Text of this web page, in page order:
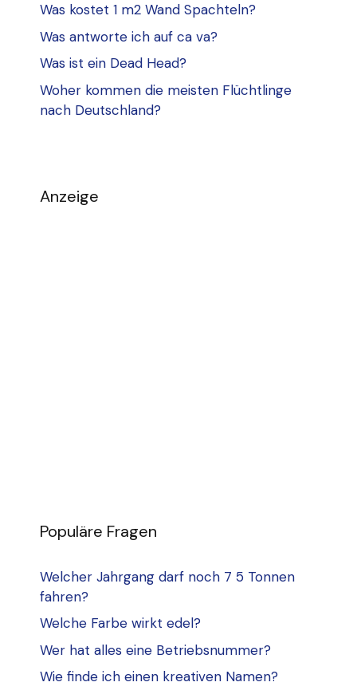
Was kostet 1 m2 Wand Spachteln?
Was antworte ich auf ca va?
Was ist ein Dead Head?
Woher kommen die meisten Flüchtlinge
nach Deutschland?
Anzeige
Populäre Fragen
Welcher Jahrgang darf noch 7 5 Tonnen
fahren?
Welche Farbe wirkt edel?
Wer hat alles eine Betriebsnummer?
Wie finde ich einen kreativen Namen?